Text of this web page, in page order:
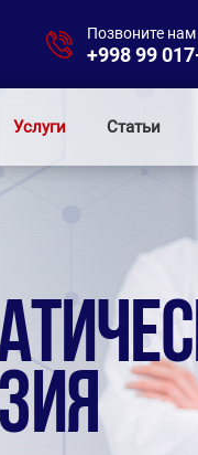
Позвоните нам
+998 99
Услуги Статьи